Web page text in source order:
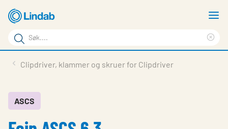
hovedinnhold
Søkeord
Søk
på
Last ned
Om Lindab
Clipdriver, klammer og skruer for Clipdriver
ASCS